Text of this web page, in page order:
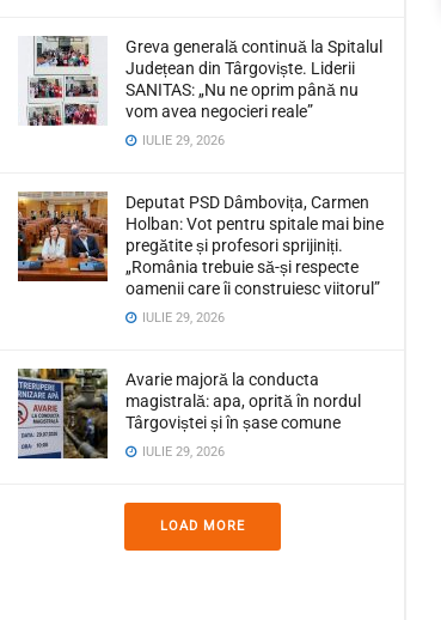
Greva generală continuă la Spitalul
Județean din Târgoviște. Liderii
SANITAS: „Nu ne oprim până nu
vom avea negocieri reale”
IULIE 29, 2026
Deputat PSD Dâmbovița, Carmen
Holban: Vot pentru spitale mai bine
pregătite și profesori sprijiniți.
„România trebuie să-și respecte
oamenii care îi construiesc viitorul”
IULIE 29, 2026
Avarie majoră la conducta
magistrală: apa, oprită în nordul
Târgoviștei și în șase comune
IULIE 29, 2026
LOAD MORE